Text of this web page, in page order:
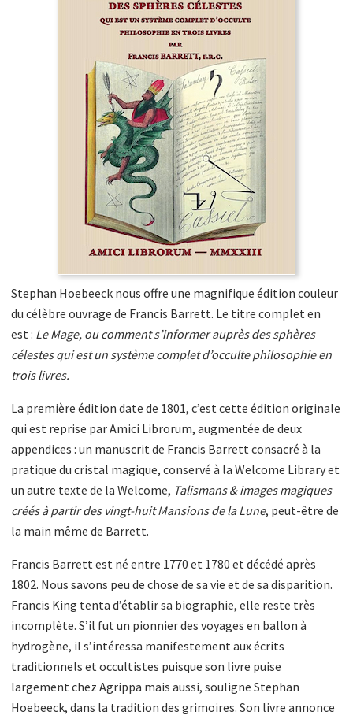
Stephan Hoebeeck nous offre une magnifique édition couleur
du célèbre ouvrage de Francis Barrett. Le titre complet en
est : Le Mage, ou comment s’informer auprès des sphères
célestes qui est un système complet d’occulte philosophie en
trois livres.
La première édition date de 1801, c’est cette édition originale
qui est reprise par Amici Librorum, augmentée de deux
appendices : un manuscrit de Francis Barrett consacré à la
pratique du cristal magique, conservé à la Welcome Library et
un autre texte de la Welcome, Talismans & images magiques
créés à partir des vingt-huit Mansions de la Lune, peut-être de
la main même de Barrett.
Francis Barrett est né entre 1770 et 1780 et décédé après
1802. Nous savons peu de chose de sa vie et de sa disparition.
Francis King tenta d’établir sa biographie, elle reste très
incomplète. S’il fut un pionnier des voyages en ballon à
hydrogène, il s’intéressa manifestement aux écrits
traditionnels et occultistes puisque son livre puise
largement chez Agrippa mais aussi, souligne Stephan
Hoebeeck, dans la tradition des grimoires. Son livre annonce